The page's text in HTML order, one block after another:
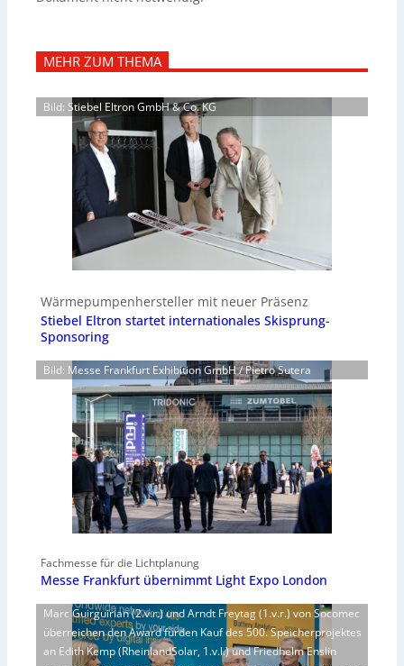
MEHR ZUM THEMA
Bild: Stiebel Eltron GmbH & Co. KG
Wärmepumpenhersteller mit neuer Präsenz
Stiebel Eltron startet internationales Skisprung-
Sponsoring
Bild: Messe Frankfurt Exhibition GmbH / Pietro Sutera
Fachmesse für die Lichtplanung
Messe Frankfurt übernimmt Light Expo London
Marc Guirguirian (2.v.r.) und Arndt Freytag (1.v.r.) von Socomec
überreichen den Award fürden Kauf des 500. Speicherprojektes
an Edith Kemp (RheinlandSolar, 1.v.l.) und Friedhelm Enslin